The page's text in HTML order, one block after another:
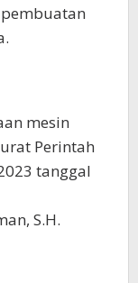
pembuatan
mesin
Perintah
tanggal
S.H.